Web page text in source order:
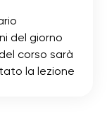
del giorno
corso sarà
la lezione